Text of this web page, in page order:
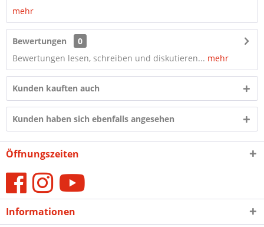
mehr
Bewertungen
0
Bewertungen lesen, schreiben und diskutieren... mehr
Kunden kauften auch
Kunden haben sich ebenfalls angesehen
Öffnungszeiten
Informationen